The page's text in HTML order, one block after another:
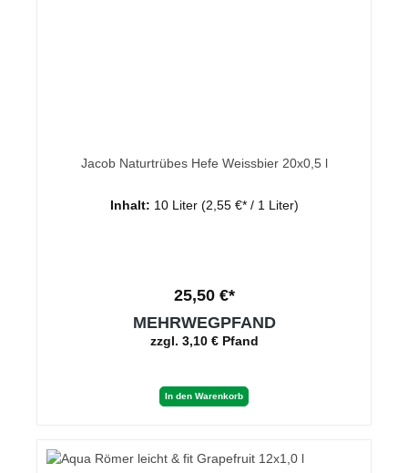
Jacob Naturtrübes Hefe Weissbier 20x0,5 l
Inhalt: 10 Liter (2,55 €* / 1 Liter)
25,50 €*
MEHRWEGPFAND
zzgl. 3,10 € Pfand
In den Warenkorb